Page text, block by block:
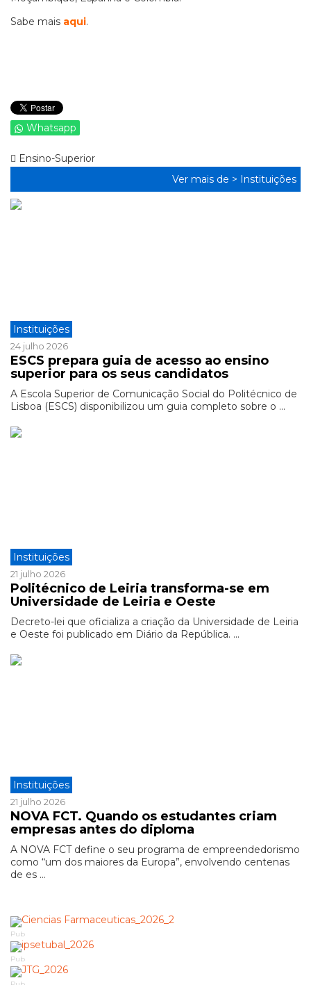
Sabe mais aqui.
Whatsapp
Ensino-Superior
Ver mais de > Instituições
Instituições
24 julho 2026
ESCS prepara guia de acesso ao ensino
superior para os seus candidatos
A Escola Superior de Comunicação Social do Politécnico de
Lisboa (ESCS) disponibilizou um guia completo sobre o ...
Instituições
21 julho 2026
Politécnico de Leiria transforma-se em
Universidade de Leiria e Oeste
Decreto-lei que oficializa a criação da Universidade de Leiria
e Oeste foi publicado em Diário da República. ...
Instituições
21 julho 2026
NOVA FCT. Quando os estudantes criam
empresas antes do diploma
A NOVA FCT define o seu programa de empreendedorismo
como “um dos maiores da Europa”, envolvendo centenas
de es ...
Pub
Pub